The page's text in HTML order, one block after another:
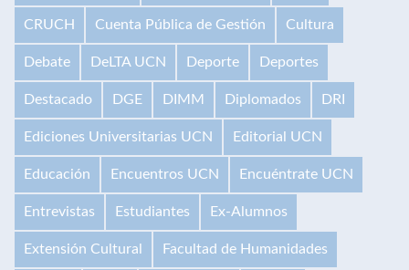
CRUCH Cuenta Pública de Gestión Cultura
Debate DeLTA UCN Deporte Deportes
Destacado DGE DIMM Diplomados DRI
Ediciones Universitarias UCN Editorial UCN
Educación Encuentros UCN Encuéntrate UCN
Entrevistas Estudiantes Ex-Alumnos
Extensión Cultural Facultad de Humanidades